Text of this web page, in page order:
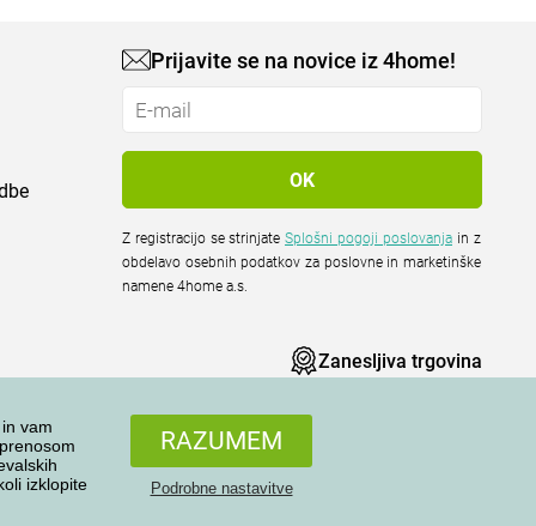
vam
izklopite
RAZUMEM
Podrobne nastavitve
Prijavite se na novice iz 4home!
Z registracijo se strinjateSplošni pogoji poslovanja
obdelavo osebnih podatkov za poslovne in marketinške
namene 4home a.s.
Zanesljiva trgovina
Vse pravice pridržane © 2004-2026 4home, a.s.